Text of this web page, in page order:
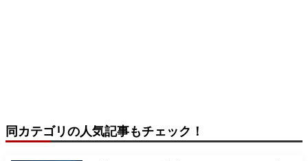
同カテゴリの人気記事もチェック！